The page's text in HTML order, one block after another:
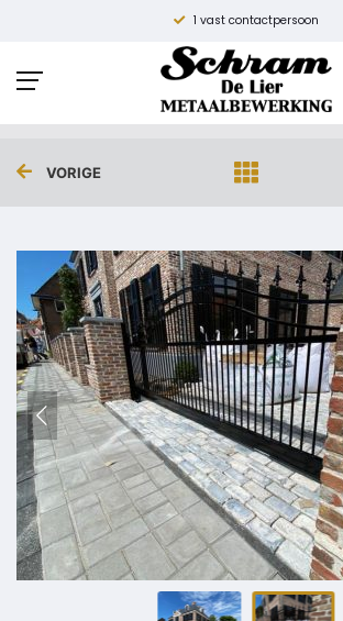
1 vast contactpersoon
SIERHEKWERK MET POORT
» Sierhekwerk met poort
VORIGE